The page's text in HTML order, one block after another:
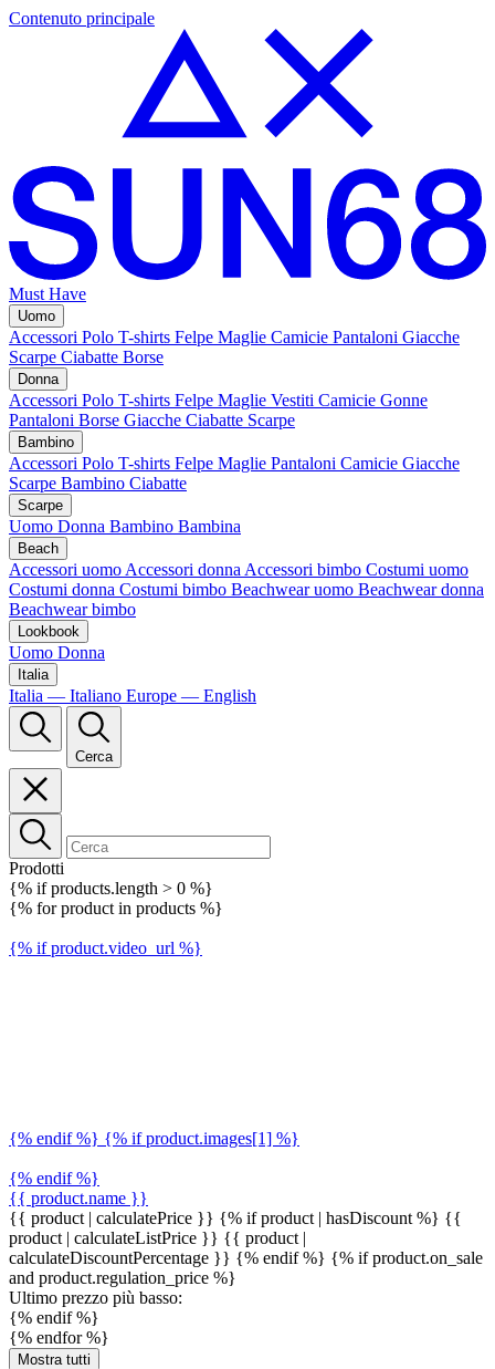
Contenuto principale
Must Have
Uomo
Accessori Polo T-shirts Felpe Maglie Camicie Pantaloni Giacche
Scarpe Ciabatte Borse
Donna
Accessori Polo T-shirts Felpe Maglie Vestiti Camicie Gonne
Pantaloni Borse Giacche Ciabatte Scarpe
Bambino
Accessori Polo T-shirts Felpe Maglie Pantaloni Camicie Giacche
Scarpe Bambino Ciabatte
Scarpe
Uomo Donna Bambino Bambina
Beach
Accessori uomo Accessori donna Accessori bimbo Costumi uomo
Costumi donna Costumi bimbo Beachwear uomo Beachwear donna
Beachwear bimbo
Lookbook
Uomo Donna
Italia
Italia — Italiano Europe — English
Cerca
Prodotti
{% if products.length > 0 %}
{% for product in products %}
{% if product.video_url %}
{% endif %} {% if product.images[1] %}
{% endif %}
{{ product.name }}
{{ product | calculatePrice }} {% if product | hasDiscount %} {{
product | calculateListPrice }} {{ product |
calculateDiscountPercentage }} {% endif %} {% if product.on_sale
and product.regulation_price %}
Ultimo prezzo più basso:
{% endif %}
{% endfor %}
Mostra tutti